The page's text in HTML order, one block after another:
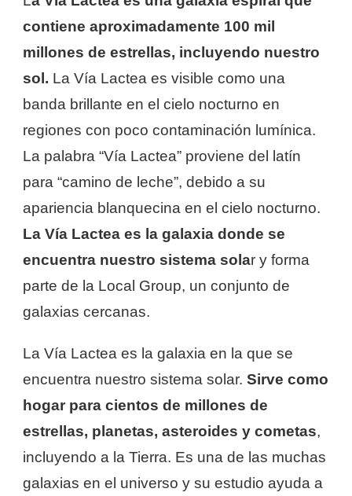
contiene aproximadamente 100 mil
millones de estrellas, incluyendo nuestro
sol. La Vía Lactea es visible como una
banda brillante en el cielo nocturno en
regiones con poco contaminación lumínica.
La palabra “Vía Lactea” proviene del latín
para “camino de leche”, debido a su
apariencia blanquecina en el cielo nocturno.
La Vía Lactea es la galaxia donde se
encuentra nuestro sistema solar y forma
parte de la Local Group, un conjunto de
galaxias cercanas.
La Vía Lactea es la galaxia en la que se
encuentra nuestro sistema solar. Sirve como
hogar para cientos de millones de
estrellas, planetas, asteroides y cometas,
incluyendo a la Tierra. Es una de las muchas
galaxias en el universo y su estudio ayuda a